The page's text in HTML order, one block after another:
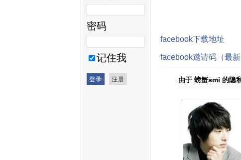
密码
记住我
facebook下载地址
facebook邀请码（最新
由于 螃蟹smi 的隐